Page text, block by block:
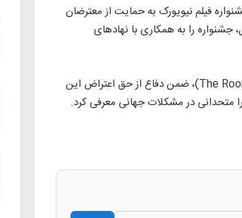
فیلم نیویورک به حمایت از معترضان
جشنواره را به همکاری با نهادهای
آلمودوار در جریان مراسم اکران فیلم «اتاق مجاور» (The Room Next Door)، ضمن دفاع از حق اعتراض این
را متحدانی در مشکلات جهانی معرفی کرد.